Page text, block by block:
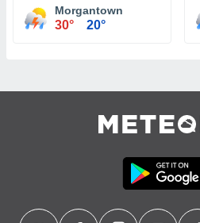
Morgantown
30° 20°